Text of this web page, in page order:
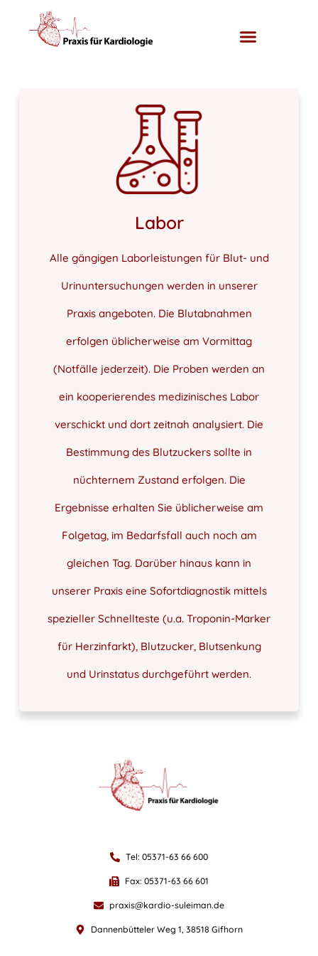
Labor
Alle gängigen Laborleistungen für Blut- und
Urinuntersuchungen werden in unserer
Praxis angeboten. Die Blutabnahmen
erfolgen üblicherweise am Vormittag
(Notfälle jederzeit). Die Proben werden an
ein kooperierendes medizinisches Labor
verschickt und dort zeitnah analysiert. Die
Bestimmung des Blutzuckers sollte in
nüchternem Zustand erfolgen. Die
Ergebnisse erhalten Sie üblicherweise am
Folgetag, im Bedarfsfall auch noch am
gleichen Tag. Darüber hinaus kann in
unserer Praxis eine Sofortdiagnostik mittels
spezieller Schnellteste (u.a. Troponin-Marker
für Herzinfarkt), Blutzucker, Blutsenkung
und Urinstatus durchgeführt werden.
Tel: 05371-63 66 600
Fax: 05371-63 66 601
praxis@kardio-suleiman.de
Dannenbütteler Weg 1, 38518 Gifhorn